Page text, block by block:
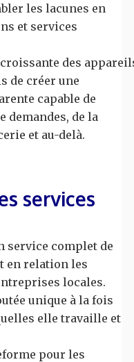
les lacunes en
et services
des
de créer une
capable de
demandes, de la
et au-delà.
services
service complet de
en relation les
locales.
unique à la fois
elle travaille et
pour les